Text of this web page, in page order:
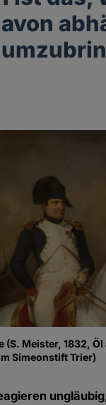
(S. Meister, 1832,
Simeonstift Trier)